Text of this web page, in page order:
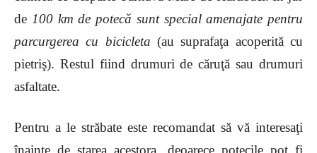
de 100 km de potecă sunt special amenajate pentru
parcurgerea cu bicicleta (au suprafaţa acoperită cu
pietriş). Restul fiind drumuri de căruţă sau drumuri
asfaltate.
Pentru a le străbate este recomandat să vă interesaţi